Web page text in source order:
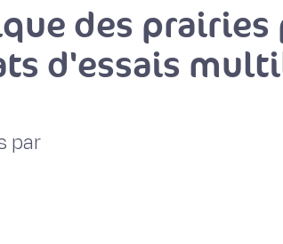
des prairies
d'essais
par